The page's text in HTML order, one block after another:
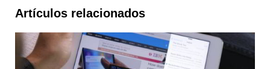
Artículos relacionados